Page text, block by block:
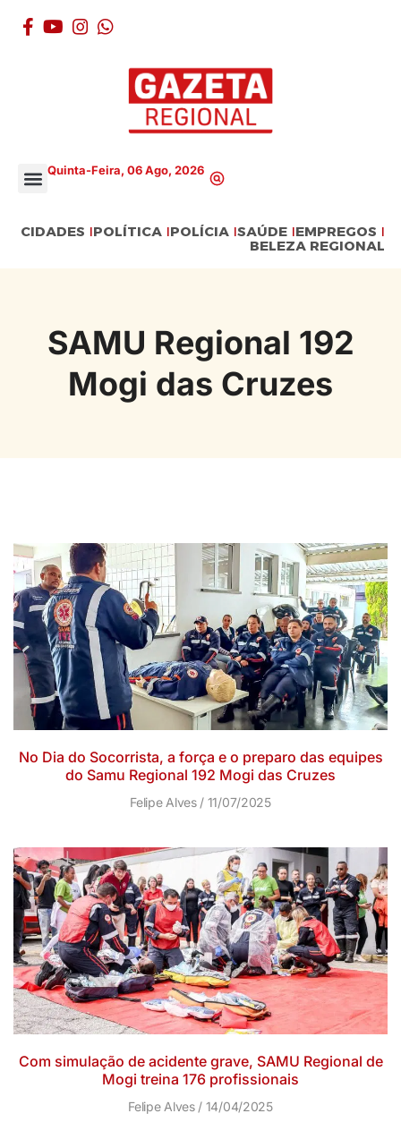
Quinta-Feira, 06 Ago, 2026
CIDADES POLÍTICA POLÍCIA SAÚDE EMPREGOS
BELEZA REGIONAL
SAMU Regional 192
Mogi das Cruzes
No Dia do Socorrista, a força e o preparo das equipes
do Samu Regional 192 Mogi das Cruzes
Felipe Alves 11/07/2025
Com simulação de acidente grave, SAMU Regional de
Mogi treina 176 profissionais
Felipe Alves 14/04/2025